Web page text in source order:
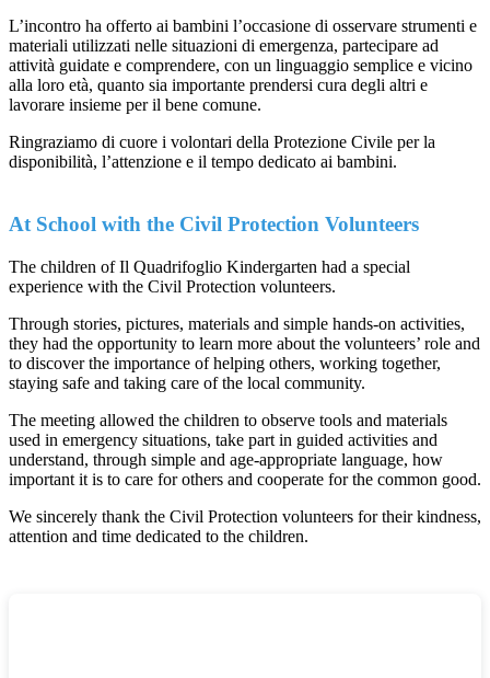
L’incontro ha offerto ai bambini l’occasione di osservare strumenti e
materiali utilizzati nelle situazioni di emergenza, partecipare ad
attività guidate e comprendere, con un linguaggio semplice e vicino
alla loro età, quanto sia importante prendersi cura degli altri e
lavorare insieme per il bene comune.
Ringraziamo di cuore i volontari della Protezione Civile per la
disponibilità, l’attenzione e il tempo dedicato ai bambini.
At School with the Civil Protection Volunteers
The children of Il Quadrifoglio Kindergarten had a special
experience with the Civil Protection volunteers.
Through stories, pictures, materials and simple hands-on activities,
they had the opportunity to learn more about the volunteers’ role and
to discover the importance of helping others, working together,
staying safe and taking care of the local community.
The meeting allowed the children to observe tools and materials
used in emergency situations, take part in guided activities and
understand, through simple and age-appropriate language, how
important it is to care for others and cooperate for the common good.
We sincerely thank the Civil Protection volunteers for their kindness,
attention and time dedicated to the children.